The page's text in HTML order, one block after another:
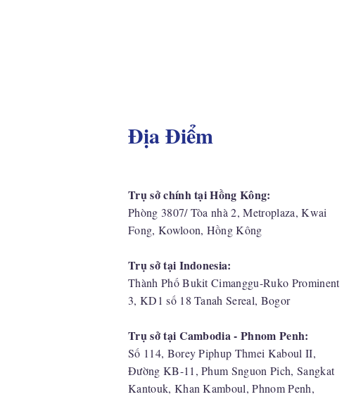
Địa Điểm
Trụ sở chính tại Hồng Kông:
Phòng 3807/ Tòa nhà 2, Metroplaza, Kwai
Fong, Kowloon, Hồng Kông
Trụ sở tại Indonesia:
​Thành Phố Bukit Cimanggu-Ruko Prominent
3, KD1 số 18 Tanah Sereal, Bogor
Trụ sở tại Cambodia - Phnom Penh:
Số 114, Borey Piphup Thmei Kaboul II,
Đường KB-11, Phum Snguon Pich, Sangkat
Kantouk, Khan Kamboul, Phnom Penh,